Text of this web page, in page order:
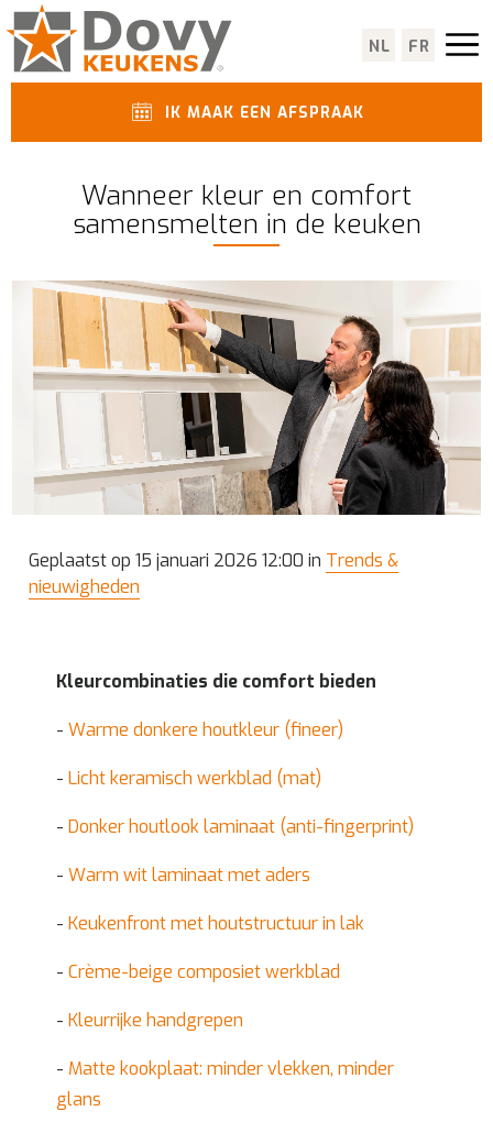
NL FR
IK MAAK EEN AFSPRAAK
Wanneer kleur en comfort
samensmelten in de keuken
Geplaatst op 15 januari 2026 12:00 in Trends &
nieuwigheden
Kleurcombinaties die comfort bieden
-Warme donkere houtkleur (fineer)
-Licht keramisch werkblad (mat)
-Donker houtlook laminaat (anti-fingerprint)
-Warm wit laminaat met aders
-Keukenfront met houtstructuur in lak
-Crème-beige composiet werkblad
-Kleurrijke handgrepen
- Matte kookplaat: minder vlekken, minder
glans